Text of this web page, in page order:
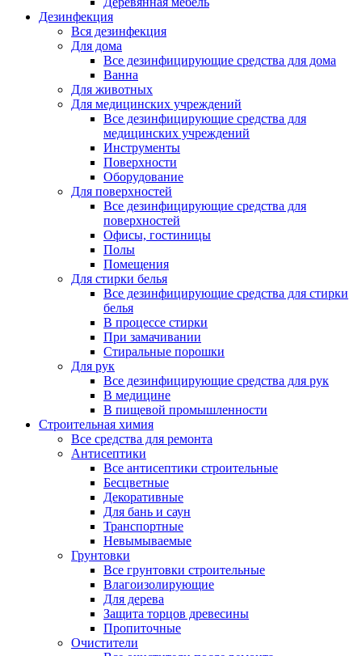
Дезинфекция
Вся дезинфекция
Для дома
Все дезинфицирующие средства для дома
Ванна
Для животных
Для медицинских учреждений
Все дезинфицирующие средства для
медицинских учреждений
Инструменты
Поверхности
Оборудование
Для поверхностей
Все дезинфицирующие средства для
поверхностей
Офисы, гостиницы
Полы
Помещения
Для стирки белья
Все дезинфицирующие средства для стирки
белья
В процессе стирки
При замачивании
Стиральные порошки
Для рук
Все дезинфицирующие средства для рук
В медицине
В пищевой промышленности
Строительная химия
Все средства для ремонта
Антисептики
Все антисептики строительные
Бесцветные
Декоративные
Для бань и саун
Транспортные
Невымываемые
Грунтовки
Все грунтовки строительные
Влагоизолирующие
Для дерева
Защита торцов древесины
Пропиточные
Очистители